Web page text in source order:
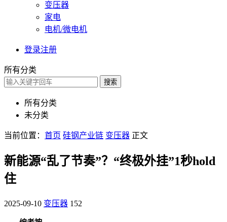
变压器
家电
电机/微电机
登录注册
所有分类
搜索
所有分类
未分类
当前位置： 首页 硅钢产业链 变压器 正文
新能源“乱了节奏”？“终极外挂”1秒hold
住
2025-09-10 变压器 152